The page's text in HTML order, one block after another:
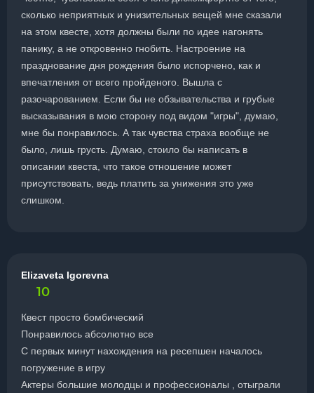
сколько неприятных и унизительных вещей мне сказали
на этом квесте, хотя должны были по идее нагонять
панику, а не откровенно гнобить. Настроение на
празднование дня рождения было испорчено, как и
впечатления от всего пройденого. Вышла с
разочарованием. Если бы не обзывательства и грубые
высказывания в мою сторону под видом "игры", думаю,
мне бы понравилось. А так чувства страха вообще не
было, лишь грусть. Думаю, стоило бы написать в
описании квеста, что такое отношение может
присутствовать, ведь платить за унижения это уже
слишком.
Elizaveta Igorevna
10
Квест просто бомбический
Понравилось абсолютно все
С первых минут нахождения на ресепшен началось
погружение в игру
Актеры большие молодцы и профессионалы , отыграли